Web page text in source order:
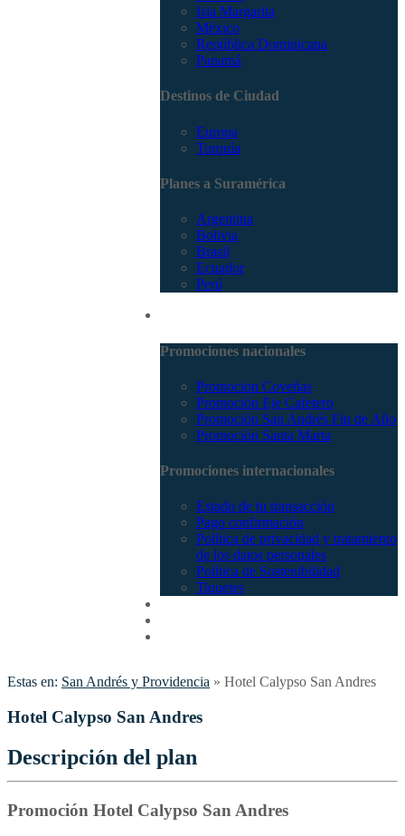
Isla Margarita
México
República Dominicana
Panamá
Destinos de Ciudad
Europa
Turquía
Planes a Suramérica
Argentina
Bolivia
Brasil
Ecuador
Perú
Promociones nacionales
Promocion Coveñas
Promoción Eje Cafetero
Promoción San Andrés Fin de Año
Promoción Santa Marta
Promociones internacionales
Estado de tu transacción
Pago confirmación
Política de privacidad y tratamiento
de los datos personales
Política de Sostenibilidad
Tiquetes
Estas en: San Andrés y Providencia » Hotel Calypso San Andres
Hotel Calypso San Andres
Descripción del plan
Promoción Hotel Calypso San Andres